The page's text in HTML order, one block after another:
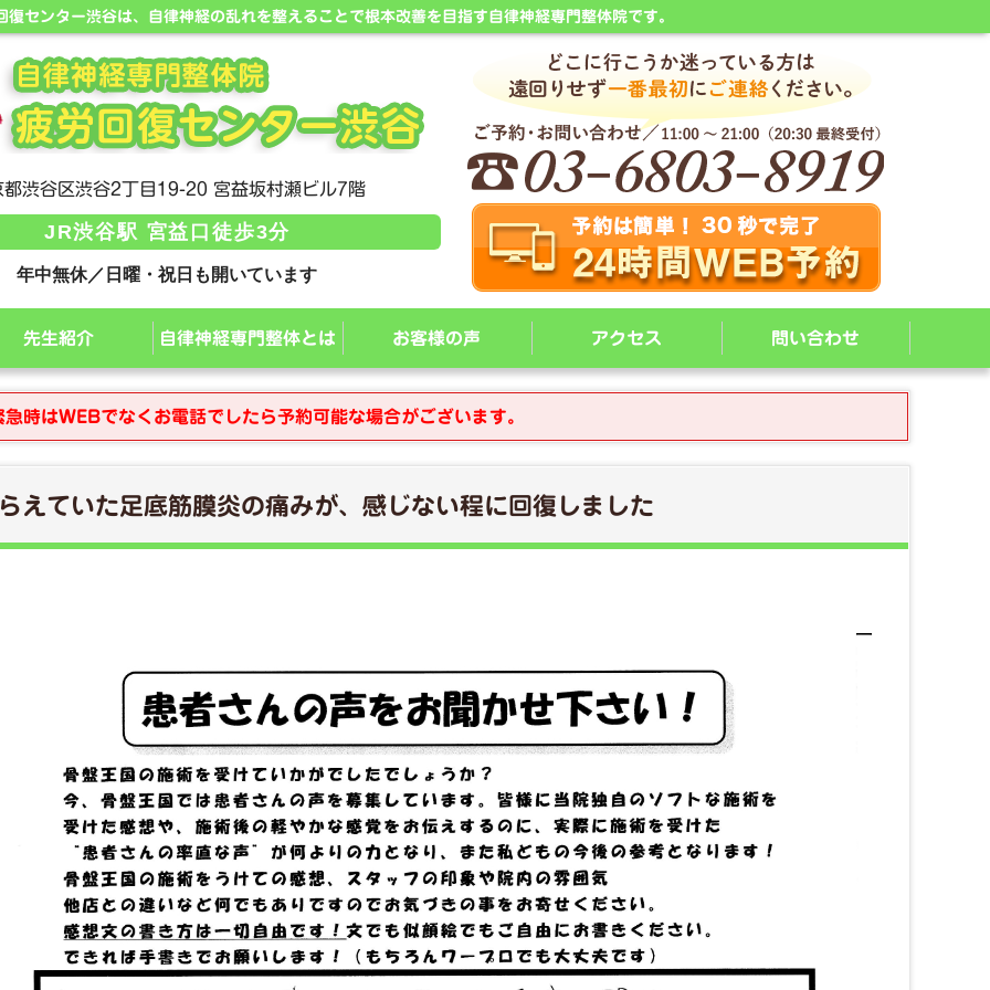
センター渋谷は、自律神経の乱れを整えることで根本改善を目指す自律神経専門整体院です。
都渋谷区渋谷2丁目19-20 宮益坂村瀬ビル7階
JR渋谷駅 宮益口徒歩3分
年中無休／日曜・祝日も開いています
先生紹介 自律神経専門整体とは お客様の声 アクセス 問い合わせ
時はWEBでなくお電話でしたら予約可能な場合がございます。
えていた足底筋膜炎の痛みが、感じない程に回復しました